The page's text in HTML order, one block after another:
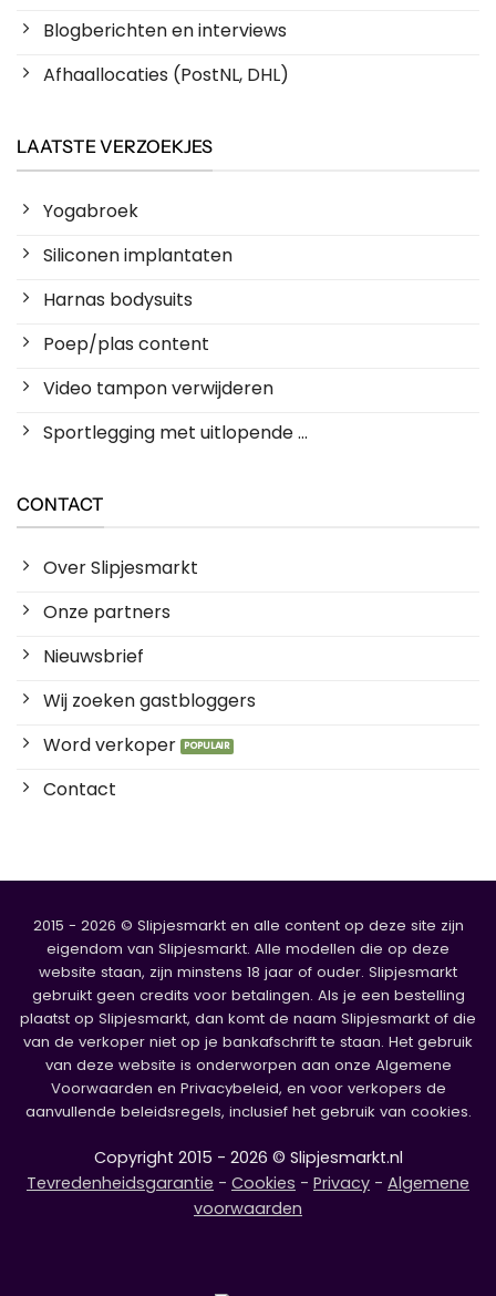
Blogberichten en interviews
Afhaallocaties (PostNL, DHL)
LAATSTE VERZOEKJES
Yogabroek
Siliconen implantaten
Harnas bodysuits
Poep/plas content
Video tampon verwijderen
Sportlegging met uitlopende ...
CONTACT
Over Slipjesmarkt
Onze partners
Nieuwsbrief
Wij zoeken gastbloggers
Word verkoper
Contact
2015 - 2026 © Slipjesmarkt en alle content op deze site zijn
eigendom van Slipjesmarkt. Alle modellen die op deze
website staan, zijn minstens 18 jaar of ouder. Slipjesmarkt
gebruikt geen credits voor betalingen. Als je een bestelling
plaatst op Slipjesmarkt, dan komt de naam Slipjesmarkt of die
van de verkoper niet op je bankafschrift te staan. Het gebruik
van deze website is onderworpen aan onze Algemene
Voorwaarden en Privacybeleid, en voor verkopers de
aanvullende beleidsregels, inclusief het gebruik van cookies.
Copyright 2015 - 2026 © Slipjesmarkt.nl
Tevredenheidsgarantie - Cookies - Privacy - Algemene
voorwaarden